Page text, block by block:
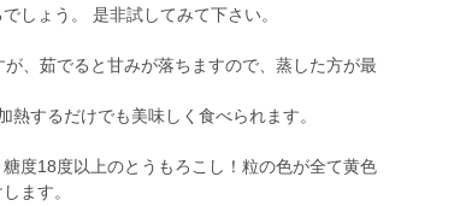
しょう。 是非試してみて下さい。
、茹でると甘みが落ちますので、蒸した方が最
するだけでも美味しく食べられます。
度18度以上のとうもろこし！粒の色が全て黄色
ます。